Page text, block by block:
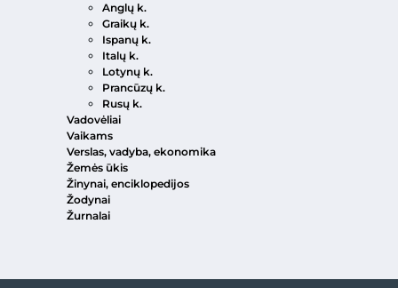
Anglų k.
Graikų k.
Ispanų k.
Italų k.
Lotynų k.
Prancūzų k.
Rusų k.
Vadovėliai
Vaikams
Verslas, vadyba, ekonomika
Žemės ūkis
Žinynai, enciklopedijos
Žodynai
Žurnalai